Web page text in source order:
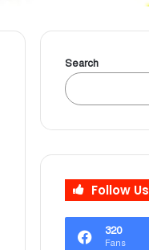
Search
Follow Us
320
Fans